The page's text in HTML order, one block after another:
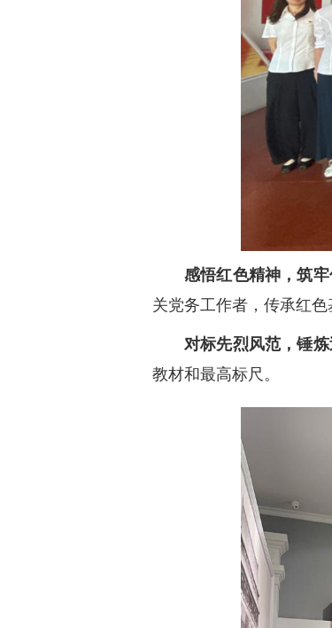
感悟红色精神，筑牢
关党务工作者，传承红
对标先烈风范，锤炼
教材和最高标尺。